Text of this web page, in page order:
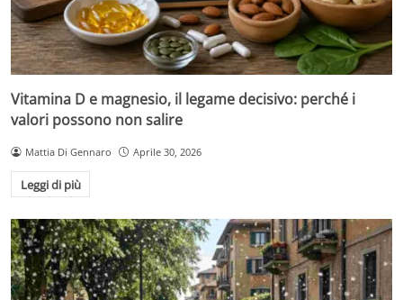
Vitamina D e magnesio, il legame decisivo: perché i
valori possono non salire
Mattia Di Gennaro Aprile 30, 2026
Leggi di più